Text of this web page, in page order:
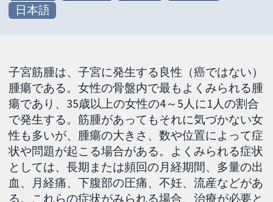
日本語
子宮筋腫は、子宮に発生する良性（癌ではない）
腫瘍である。女性の骨盤内で最もよくみられる腫
瘍であり、35歳以上の女性の4～5人に1人の割合
で発生する。筋腫があってもそれに気づかない女
性も多いが、腫瘍の大きさ、数や位置によって症
状や問題が起こる場合がある。よくみられる症状
としては、長期または頻回の月経期間、多量の出
血、月経痛、下腹部の圧痛、不妊、流産などがあ
る。これらの症状がみられる場合、治療が必要と